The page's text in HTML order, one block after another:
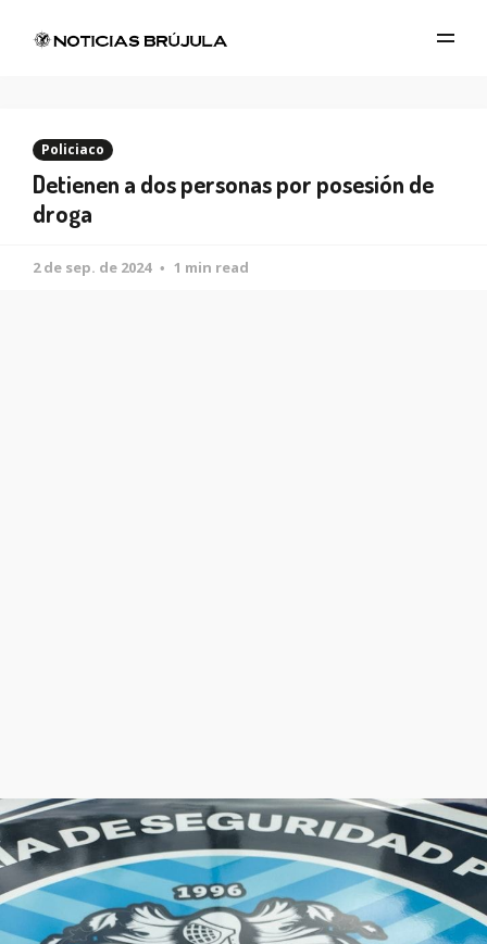
Policiaco
Detienen a dos personas por posesión de
droga
2 de sep. de 2024 1 min read